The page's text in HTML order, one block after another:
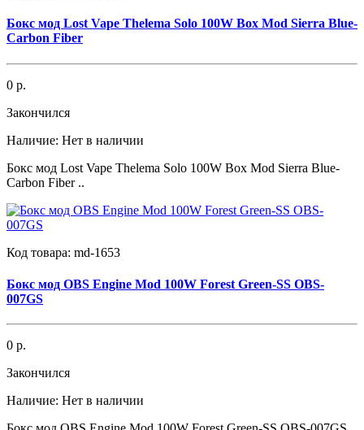
Бокс мод Lost Vape Thelema Solo 100W Box Mod Sierra Blue-
Carbon Fiber
0 р.
Закончился
Наличие: Нет в наличии
Бокс мод Lost Vape Thelema Solo 100W Box Mod Sierra Blue-
Carbon Fiber ..
Код товара: md-1653
Бокс мод OBS Engine Mod 100W Forest Green-SS OBS-
007GS
0 р.
Закончился
Наличие: Нет в наличии